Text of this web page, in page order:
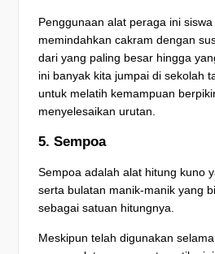
Penggunaan alat peraga ini
memindahkan cakram dengan
dari yang paling besar hingga
ini banyak kita jumpai di sekolah
untuk melatih kemampuan
menyelesaikan urutan.
5. Sempoa
Sempoa adalah alat hitung kuno
serta bulatan manik-manik yang
sebagai satuan hitungnya.
Meskipun telah digunakan